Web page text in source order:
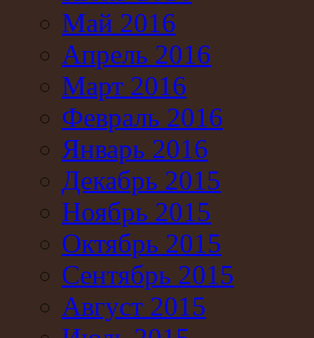
Май 2016
Апрель 2016
Март 2016
Февраль 2016
Январь 2016
Декабрь 2015
Ноябрь 2015
Октябрь 2015
Сентябрь 2015
Август 2015